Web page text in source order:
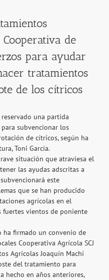
de
para ayudar
tratamientos
de los cítricos
una partida
subvencionar los
de cítricos, según ha
Toni García.
situación que atraviesa el
las ayudas adscritas a
este
que se han producido
agrícolas en el
fuertes vientos de poniente
ha firmado un convenio de
Cooperativa Agrícola SCJ
Agrícolas Joaquín Machí
del tratamiento para
hecho en años anteriores,